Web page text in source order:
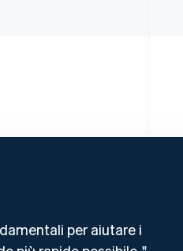
per aiutare i